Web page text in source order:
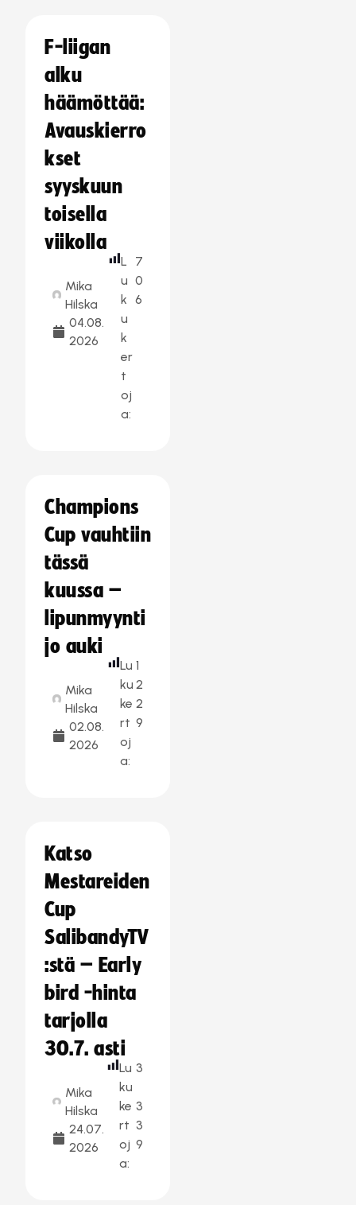
F-liigan
alku
häämöttää:
Avauskierro
kset
syyskuun
toisella
viikolla
Mika
Hilska
04.08.
2026
L
u
k
u
k
er
t
oj
a:
7
0
6
Champions
Cup vauhtiin
tässä
kuussa –
lipunmyynti
jo auki
Mika
Hilska
02.08.
2026
Lu
ku
ke
rt
oj
a:
1
2
2
9
Katso
Mestareiden
Cup
SalibandyTV
:stä – Early
bird -hinta
tarjolla
30.7. asti
Mika
Hilska
24.07.
2026
Lu
ku
ke
rt
oj
a:
3
3
3
9